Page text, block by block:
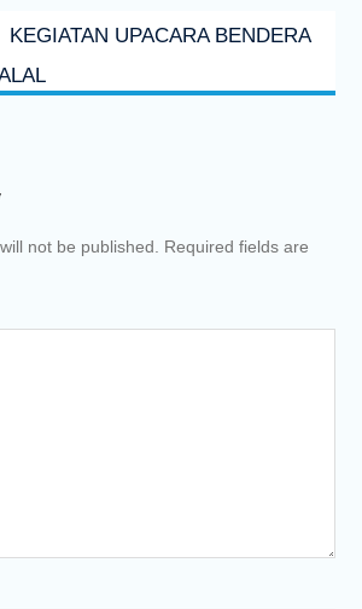
post:
KEGIATAN UPACARA BENDERA
not be published. Required fields are